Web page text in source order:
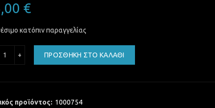
€
κατόπιν παραγγελίας
ΠΡΟΣΘΉΚΗ ΣΤΟ ΚΑΛΆΘΙ
προϊόντος: 1000754